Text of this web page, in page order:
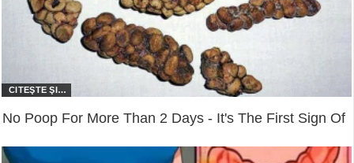
No Poop For More Than 2 Days - It's The First Sign Of